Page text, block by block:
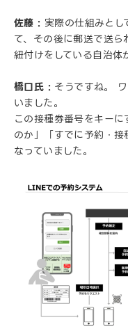
佐藤 : 実際の仕組みと
て、その後に郵送で送
紐付けをしている自治体
橋口氏 : そうですね。
いました。
この接種券番号をキー
のか」「すでに予約・
なっていました。